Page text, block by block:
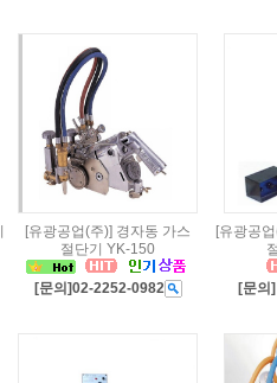
[유광공업(주)] 경자동 가스
절단기 YK-150
[문의]02-2252-0982
[유광공
[문의